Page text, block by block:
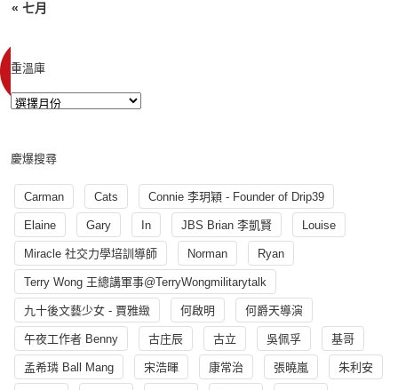
« 七月
重溫庫
慶爆搜尋
Carman Cats Connie 李玥穎 - Founder of Drip39
Elaine Gary In JBS Brian 李凱賢 Louise
Miracle 社交力學培訓導師 Norman Ryan
Terry Wong 王總講軍事@TerryWongmilitarytalk
九十後文藝少女 - 賈雅緻 何啟明 何爵天導演
午夜工作者 Benny 古庄辰 古立 吳佩孚 基哥
孟希璘 Ball Mang 宋浩暉 康常治 張曉嵐 朱利安